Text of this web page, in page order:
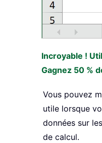
Incroyable !
Gagnez 50 %
Vous pouvez
utile lorsque
données sur
de calcul.